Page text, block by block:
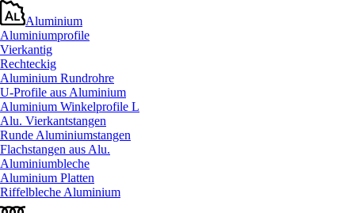
Aluminium
Aluminiumprofile
Vierkantig
Rechteckig
Aluminium Rundrohre
U-Profile aus Aluminium
Aluminium Winkelprofile L
Alu. Vierkantstangen
Runde Aluminiumstangen
Flachstangen aus Alu.
Aluminiumbleche
Aluminium Platten
Riffelbleche Aluminium